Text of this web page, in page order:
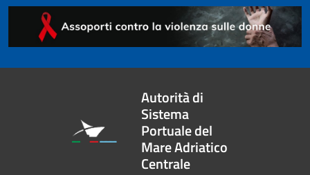
Autorità di
Sistema
Portuale del
Mare Adriatico
Centrale